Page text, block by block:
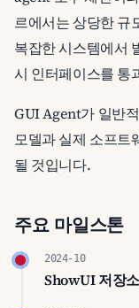
르에서는 상당한 규
복잡한 시스템에서
시 인터페이스를 통
GUI Agent가 일반
모델과 실제 소프트
될 것입니다.
주요 마일스톤
2024-10
ShowUI 저장